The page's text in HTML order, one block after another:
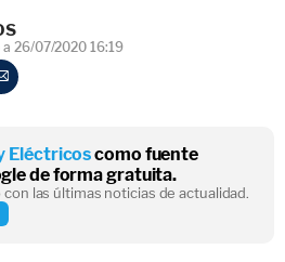
26/07/2020 16:19
Eléctricoscomo fuente
de forma gratuita.
las últimas noticias de actualidad.